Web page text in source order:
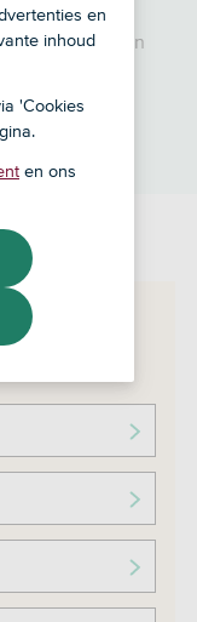
een
Dan kun
en vinden.
je een
ASN Bank
en
inhoud
'Cookies
en ons